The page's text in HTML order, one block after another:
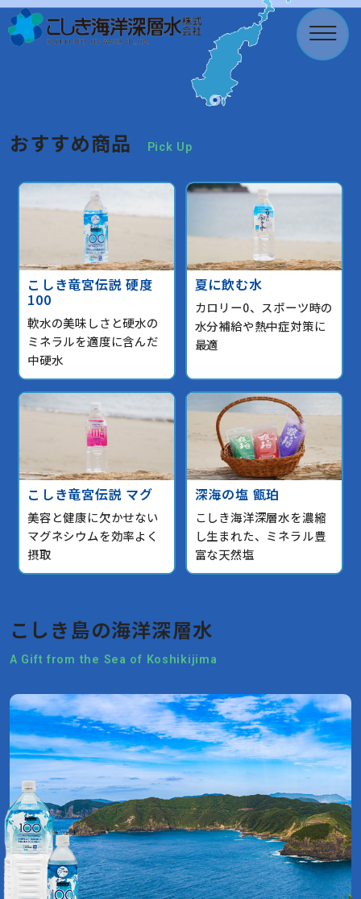
こしき海洋深層水株式会社
おすすめ商品 Pick Up
こしき竜宮伝説 硬度
100
軟水の美味しさと硬水の
ミネラルを適度に含んだ
中硬水
夏に飲む水
カロリー0、スポーツ時の
水分補給や熱中症対策に
最適
こしき竜宮伝説 マグ
美容と健康に欠かせない
マグネシウムを効率よく
摂取
深海の塩 甑珀
こしき海洋深層水を濃縮
し生まれた、ミネラル豊
富な天然塩
こしき島の海洋深層水
A Gift from the Sea of Koshikijima